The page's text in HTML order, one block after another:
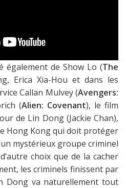
également de Show Lo (The
Erica Xia-Hou et dans les
Callan Mulvey (Avengers:
(Alien: Covenant), le film
de Lin Dong (Jackie Chan),
Hong Kong qui doit protéger
mystérieux groupe criminel
choix que de la cacher
les criminels finissent par
Dong va naturellement tout